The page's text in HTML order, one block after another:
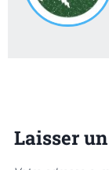
Laisser